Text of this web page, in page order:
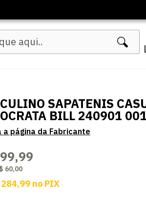
SAPATENIS
BILL 240901
60,00
284,99 no PIX